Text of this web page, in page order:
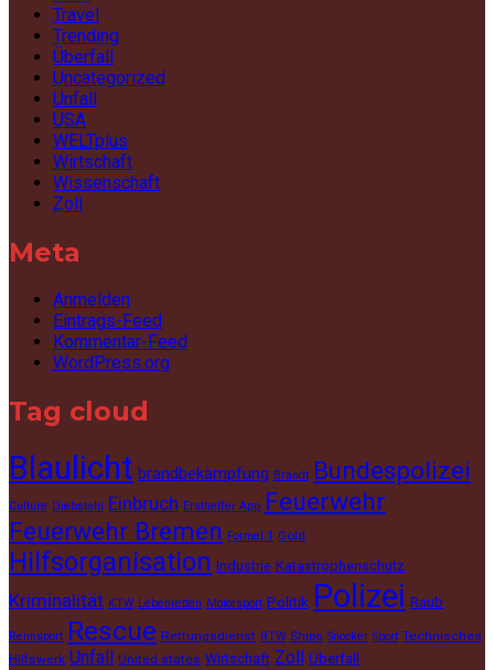
Travel
Trending
Überfall
Uncategorized
Unfall
USA
WELTplus
Wirtschaft
Wissenschaft
Zoll
Meta
Anmelden
Eintrags-Feed
Kommentar-Feed
WordPress.org
Tag cloud
Blaulicht brandbekämpfung Brandt Bundespolizei
Culture Diebstahl Einbruch Ersthelfer App Feuerwehr
Feuerwehr Bremen
Formel 1 Gold
Hilfsorganisation Industrie Katastrophenschutz
Kriminalität KTW Lebenretten Motorsport Politik Polizei Raub
Rennsport Rescue Rettungsdienst RTW Ships Snooker Sport Technisches
Hilfswerk Unfall United states Wirtschaft Zoll Überfall